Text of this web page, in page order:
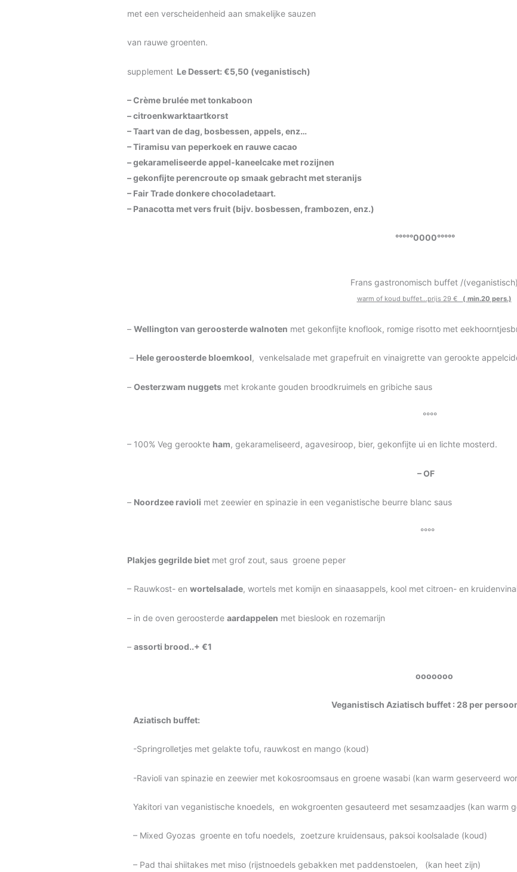
met een verscheidenheid aan smakelijke sauzen
van rauwe groenten.
supplementLe Dessert: €5,50 (veganistisch)
– Crème brulée met tonkaboon
– citroenkwarktaartkorst
– Taart van de dag, bosbessen, appels, enz…
– Tiramisu van peperkoek en rauwe cacao
– gekarameliseerde appel-kaneelcake met rozijnen
– gekonfijte perencroute op smaak gebracht met steranijs
– Fair Trade donkere chocoladetaart.
– Panacotta met vers fruit (bijv. bosbessen, frambozen, enz.)
°°°°°0000°°°°°
Frans gastronomisch buffet /(veganistisch)
warm of koud buffet…prijs 29 € ( min.20 pers.)
– Wellington van geroosterde walnoten met gekonfijte knoflook, romige risotto met
– Hele geroosterde bloemkool, venkelsalade met grapefruit en vinaigrette van gerookte
– Oesterzwam nuggetsmet krokante gouden broodkruimels en gribiche saus
°°°°
– 100% Veg gerookte ham, gekarameliseerd, agavesiroop, bier, gekonfijte ui en lichte mosterd.
– OF
– Noordzee ravioli met zeewier en spinazie in een veganistische beurre blanc saus
°°°°
Plakjesgegrilde bietmet grof zout, saus groene peper
– Rauwkost- en wortelsalade, wortels met komijn en sinaasappels, kool met citroen- en
– in de oven geroosterde aardappelen met bieslook en rozemarijn
– assorti brood..+ €1
ooooooo
Veganistisch Aziatisch buffet : 28per
Aziatisch buffet:
-Springrolletjes met gelakte tofu, rauwkost en mango (koud)
-Ravioli van spinazie en zeewier met kokosroomsaus en groene wasabi (kan warm geserveerd
Yakitori van veganistische knoedels, en wokgroenten gesauteerd met sesamzaadjes (kan warm
– Mixed Gyozas groente en tofu noedels, zoetzure kruidensaus, paksoi koolsalade (koud)
– Pad thai shiitakes met miso (rijstnoedels gebakken met paddenstoelen, (kan heet zijn)